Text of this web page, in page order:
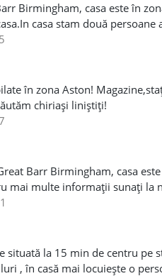
Birmingham, casa este în
casa stam două
07885667247.
în zona Aston!
chiriași liniștiți!
Barr Birmingham, casa
mai multe informații sunați la
situată la 15 min de centru pe
, în casă mai locuiește o